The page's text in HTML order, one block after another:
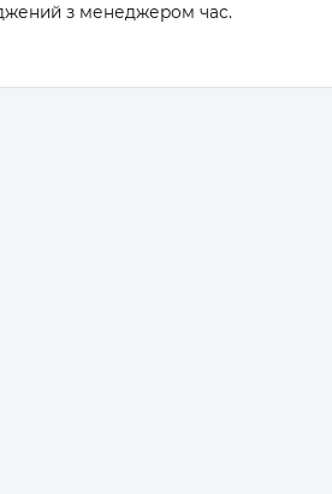
з менеджером час.